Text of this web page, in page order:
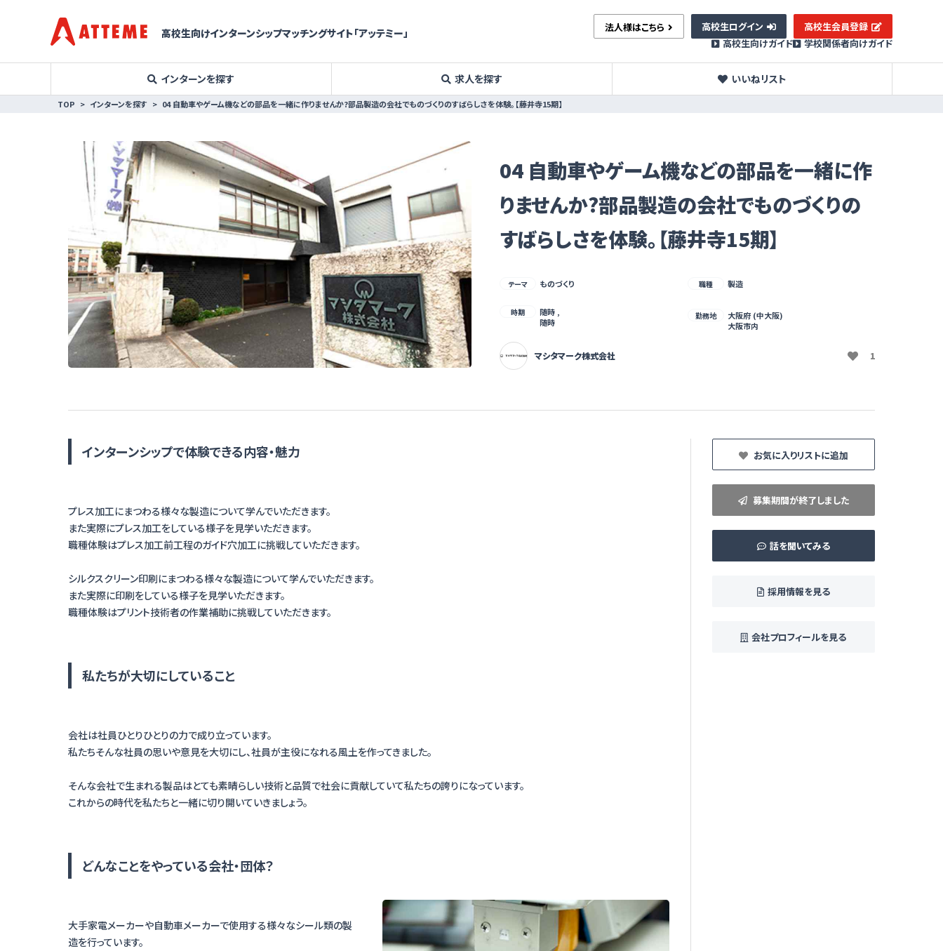
高校生向けインターンシップマッチングサイト「アッテミー」
高校生向けガイド 学校関係者向けガイド
法人様はこちら 高校生ログイン 高校生会員登録
インターンを探す 求人を探す いいねリスト
TOP インターンを探す 04 自動車やゲーム機などの部品を一緒に作りませんか?部品製造の会社でものづくりのすばらしさを体験。【藤井寺15期】
04 自動車やゲーム機などの部品を一緒に作
りませんか?部品製造の会社でものづくりの
すばらしさを体験。【藤井寺15期】
テーマ ものづくり 職種 製造
時期
随時 ,
随時
勤務地
大阪府 (中大阪)
大阪市内
マシタマーク株式会社 1
インターンシップで体験できる内容・魅力
プレス加工にまつわる様々な製造について学んでいただきます。
また実際にプレス加工をしている様子を見学いただきます。
職種体験はプレス加工前工程のガイド穴加工に挑戦していただきます。
シルクスクリーン印刷にまつわる様々な製造について学んでいただきます。
また実際に印刷をしている様子を見学いただきます。
私たちが大切にしていること
会社は社員ひとりひとりの力で成り立っています。
私たちそんな社員の思いや意見を大切にし、社員が主役になれる風土を作ってきました。
そんな会社で生まれる製品はとても素晴らしい技術と品質で社会に貢献していて私たちの誇りになっています。
どんなことをやっている会社・団体？
大手家電メーカーや自動車メーカーで使用する様々なシール類の製
造を行っています。
お気に入りリストに追加
募集期間が終了しました
話を聞いてみる
採用情報を見る
会社プロフィールを見る